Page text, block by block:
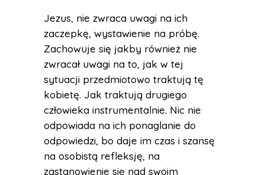
Jezus, nie zwraca uwagi na ich
zaczepkę, wystawienie na próbę.
Zachowuje się jakby również nie
zwracał uwagi na to, jak w tej
sytuacji przedmiotowo traktują tę
kobietę. Jak traktują drugiego
człowieka instrumentalnie. Nic nie
odpowiada na ich ponaglanie do
odpowiedzi, bo daje im czas i szansę
na osobistą refleksję, na
zastanowienie się nad swoim